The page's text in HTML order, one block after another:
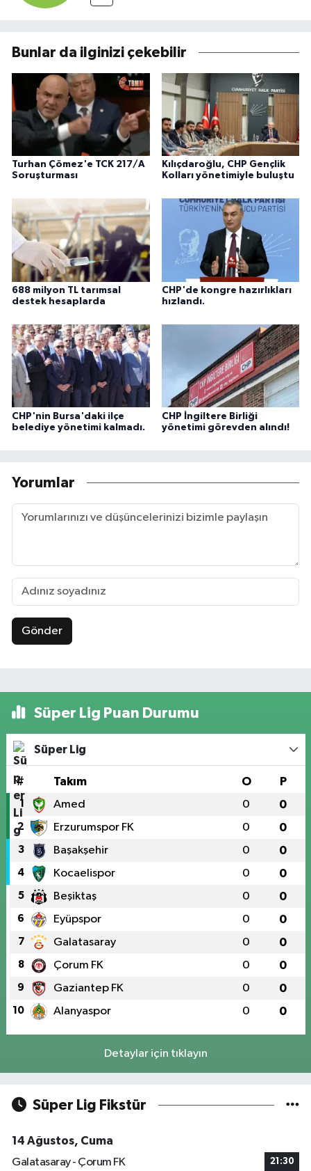
Bunlar da ilginizi çekebilir
Turhan Çömez'e TCK 217/A
Soruşturması
Kılıçdaroğlu, CHP Gençlik
Kolları yönetimiyle buluştu
688 milyon TL tarımsal
destek hesaplarda
CHP'de kongre hazırlıkları
hızlandı.
CHP'nin Bursa'daki ilçe
belediye yönetimi kalmadı.
CHP İngiltere Birliği
yönetimi görevden alındı!
Yorumlar
Gönder
Süper Lig Puan Durumu
Süper Lig
# Takım O P
1 Amed 0 0
2 Erzurumspor FK 0 0
3 Başakşehir 0 0
4 Kocaelispor 0 0
5 Beşiktaş 0 0
6 Eyüpspor 0 0
7 Galatasaray 0 0
8 Çorum FK 0 0
9 Gaziantep FK 0 0
10 Alanyaspor 0 0
Detaylar için tıklayın
Süper Lig Fikstür
14 Ağustos, Cuma
Galatasaray - Çorum FK
21:30